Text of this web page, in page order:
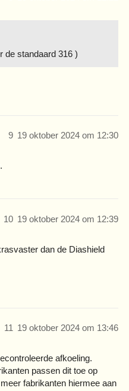
de standaard 316 )
19 oktober 2024 om 12:30
9
19 oktober 2024 om 12:39
10
dan de Diashield
19 oktober 2024 om 13:46
11
afkoeling.
passen dit toe op
fabrikanten hiermee aan